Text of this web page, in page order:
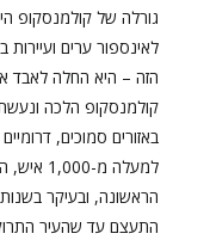
גורלה של קולמנסקופ
לאינספור ערים
הזה – היא החלה לאבד
קולמנסקופ הלכה
באזורים סמוכים,
למעלה
התעצם עד שהעיר